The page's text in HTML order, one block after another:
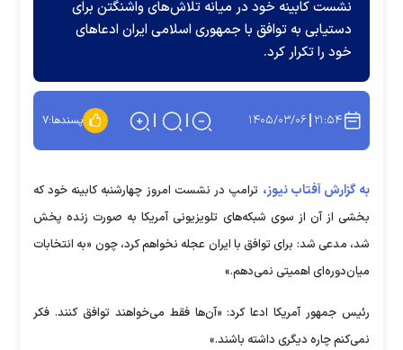
نشست کابینه خود در میانه تلاش‌های واشنگتن برای
دستیابی به توافق با جمهوری اسلامی ایران ادعا‌های
خود را تکرار کرد.
۲۱:۵۴ ۱۴۰۵/۰۳/۰۶ پسندها:۷
به گزارش آفتاب نیوز، ترامپ در نشست امروز چهارشنبه کابینه خود که
بخشی از آن از سوی شبکه‌های تلویزیونی آمریکا به صورت زنده پخش
شد، مدعی شد: برای توافق با ایران عجله نخواهم کرد، چون «به انتخابات
میان‌دوره‌ای اهمیتی نمی‌دهم.»
رئیس جمهور آمریکا ادعا کرد: «آن‌ها فقط می‌خواهند توافق کنند. فکر
نمی‌کنم چاره دیگری داشته باشند.»